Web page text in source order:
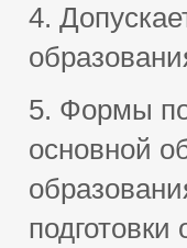
4.
5. Формы
основной